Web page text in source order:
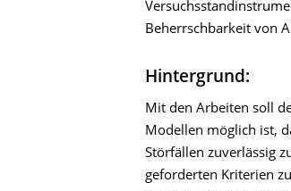
Beherrschbarkeit von
Hintergrund:
Mit den Arbeiten soll
Modellen möglich ist,
Störfällen zuverlässig
geforderten Kriterien